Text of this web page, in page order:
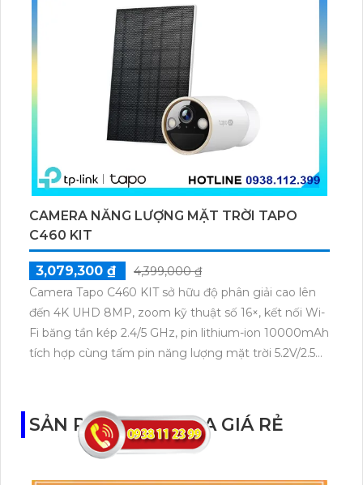
CAMERA NĂNG LƯỢNG MẶT TRỜI TAPO
C460 KIT
3,079,300 ₫
4,399,000 ₫
Camera Tapo C460 KIT sở hữu độ phân giải cao lên
đến 4K UHD 8MP, zoom kỹ thuật số 16×, kết nối Wi-
Fi băng tần kép 2.4/5 GHz, pin lithium-ion 10000mAh
tích hợp cùng tấm pin năng lượng mặt trời 5.2V/2.5W.
SẢN PHẨM CAMERA GIÁ RẺ